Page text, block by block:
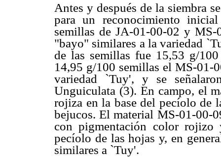
Antes y después de la siembra
para un reconocimiento
semillas de JA-01-00-02 y MS-
"bayo" similares a la variedad
de las semillas fue 15,53 g/
14,95 g/100 semillas el MS-01-
variedad `Tuy', y se
Unguiculata (3). En campo, el
rojiza en la base del pecíolo de
bejucos. El material MS-01-00-
con pigmentación color
pecíolo de las hojas y, en
similares a `Tuy'.